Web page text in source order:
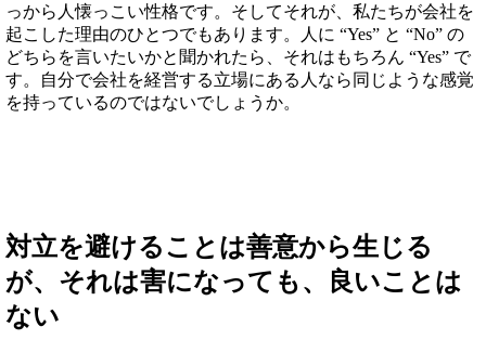
っから人懐っこい性格です。そしてそれが、私たちが会社を
起こした理由のひとつでもあります。人に “Yes” と “No” の
どちらを言いたいかと聞かれたら、それはもちろん “Yes” で
す。自分で会社を経営する立場にある人なら同じような感覚
を持っているのではないでしょうか。
対立を避けることは善意から生じる
が、それは害になっても、良いことは
ない